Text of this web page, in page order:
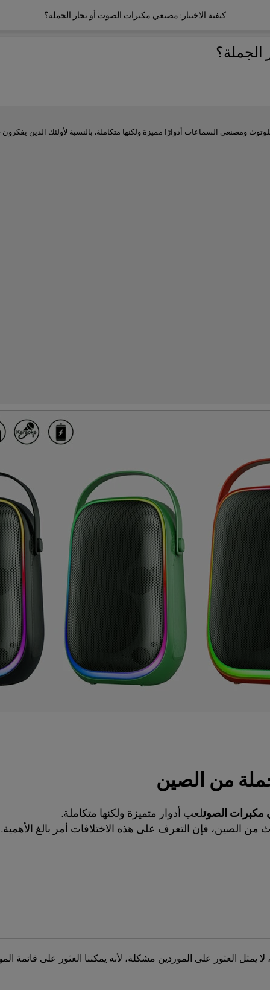
كيفية الاختيار: مصنعي مكبرات الصوت أو تجار الجملة؟
الجملة؟
ومصنعي السماعات أدوارًا مميزة ولكنها متكاملة. بالنسبة لأولئك الذين
من الصين
الصوتلعب أدوار متميزة ولكنها متكاملة.
الصين، فإن التعرف على هذه الاختلافات أمر بالغ الأهمية.